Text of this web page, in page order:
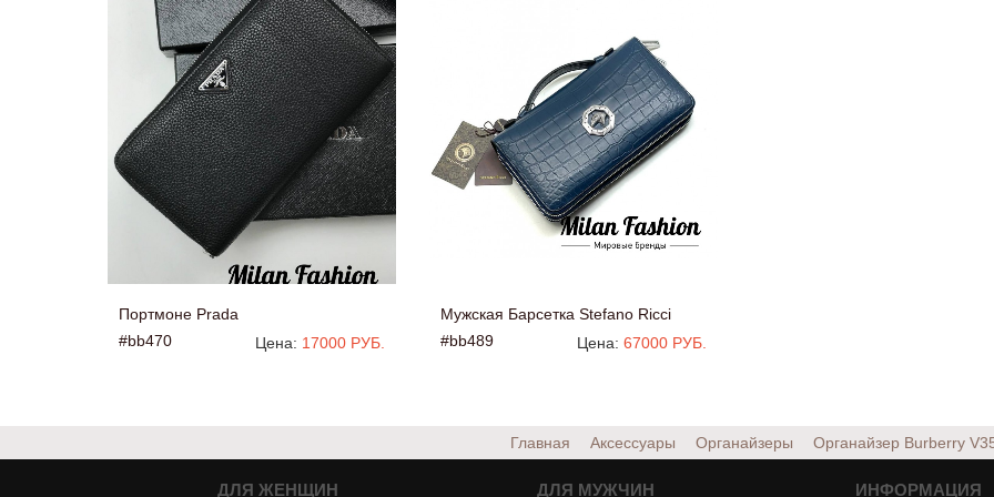
Портмоне Prada
#bb470
Цена: 17000 РУБ.
Мужская Барсетка Stefano Ricci
#bb489
Цена: 67000 РУБ.
Главная Аксессуары Органайзеры Органайзер Burberry
ДЛЯ ЖЕНЩИН ДЛЯ МУЖЧИН ИНФОРМАЦИЯ